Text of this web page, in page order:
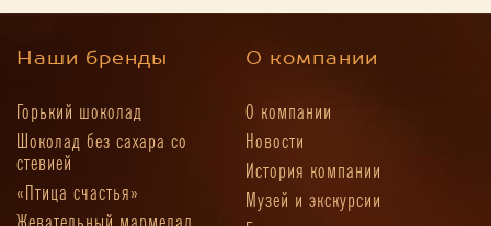
Наши бренды
Горький шоколад
Шоколад без сахара со
стевией
«Птица счастья»
О компании
О компании
Новости
История компании
Музей и экскурсии